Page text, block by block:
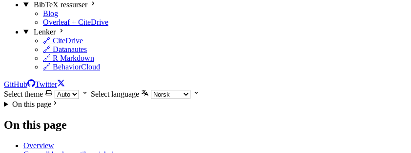
BibTeX ressurser
Blog
Overleaf + CiteDrive
Lenker
🔗 CiteDrive
🔗 Datanautes
🔗 R Markdown
🔗 BehaviorCloud
GitHub
Twitter
Select theme
Select language
On this page
On this page
Overview